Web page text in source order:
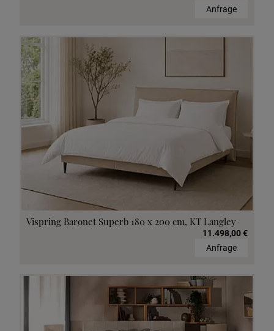
Anfrage
Vispring Baronet Superb 180 x 200 cm, KT Langley
11.498,00 €
Anfrage